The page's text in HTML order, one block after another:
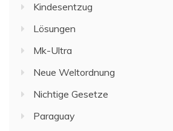
Kindesentzug
Lösungen
Mk-Ultra
Neue Weltordnung
Nichtige Gesetze
Paraguay